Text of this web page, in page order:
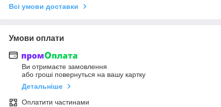
Всі умови доставки
Умови оплати
Ви отримаєте замовлення
або гроші повернуться на вашу картку
Детальніше
Оплатити частинами